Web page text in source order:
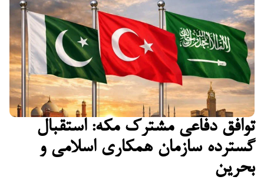
توافق دفاعی مشترک مکه: استقبال
گسترده سازمان همکاری اسلامی و
بحرین